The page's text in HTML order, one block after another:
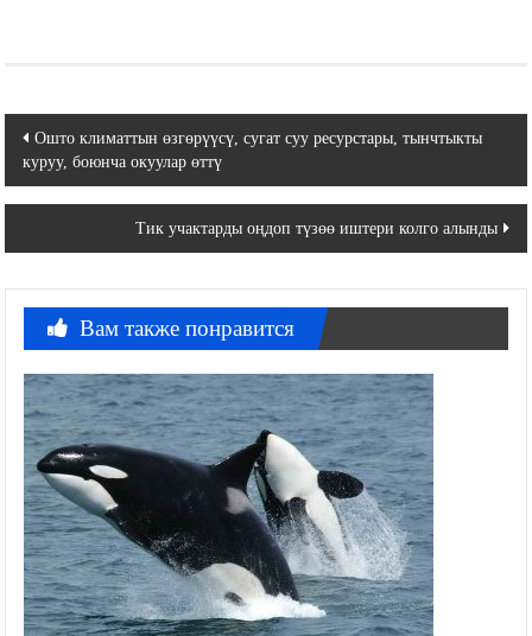
Навигация
по
Ошто климаттын өзгөрүүсү, сугат суу ресурстары, тынчтыкты
куруу, боюнча окуулар өттү
Тик учактарды оңдоп түзөө иштери колго алынды
Вам также понравится